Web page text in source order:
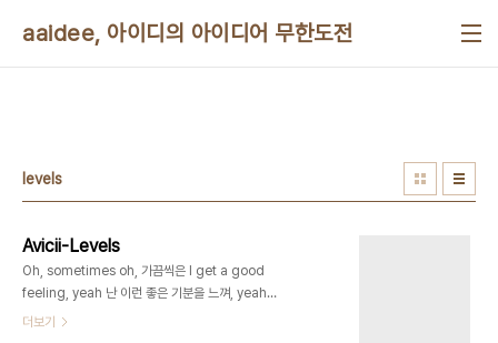
aaidee, 아이디의 아이디어 무한도전
levels
Avicii-Levels
Oh, sometimes oh, 가끔씩은 I get a good
feeling, yeah 난 이런 좋은 기분을 느껴, yeah
And a feeling that I never, 그리고 이건 내가 전
더보기